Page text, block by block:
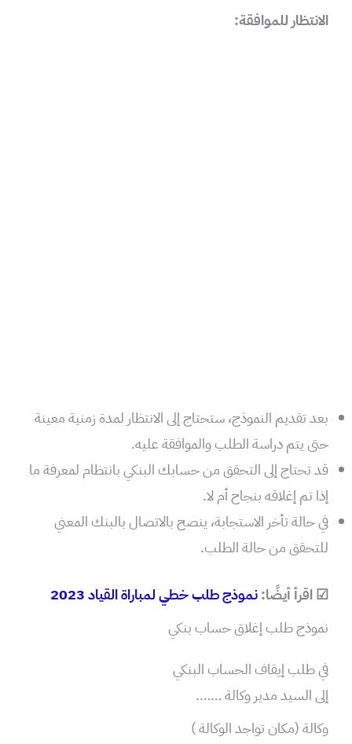
الانتظار للموافقة:
بعد تقديم النموذج، ستحتاج إلى الانتظار لمدة زمنية معينة
حتى يتم دراسة الطلب والموافقة عليه.
قد تحتاج إلى التحقق من حسابك البنكي بانتظام لمعرفة ما
إذا تم إغلاقه بنجاح أم لا.
في حالة تأخر الاستجابة، ينصح بالاتصال بالبنك المعني
للتحقق من حالة الطلب.
☑ اقرأ أيضًا:نموذج طلب خطي لمباراة القياد 2023
نموذج طلب إغلاق حساب بنكي
في طلب إيقاف الحساب البنكي
إلى السيد مدير وكالة …….
وكالة (مكان تواجد الوكالة )